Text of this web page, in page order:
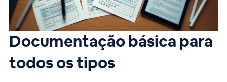
Documentação básica para
todos os tipos